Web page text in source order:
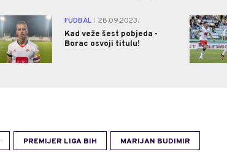
0 FUDBAL
28.09.2023.
Kad veže šest pobjeda -
Borac osvoji titulu!
PREMIJER LIGA BIH MARIJAN BUDIMIR